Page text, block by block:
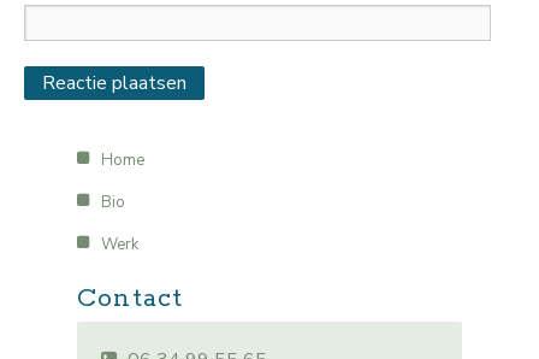
Home
Bio
Werk
Contact